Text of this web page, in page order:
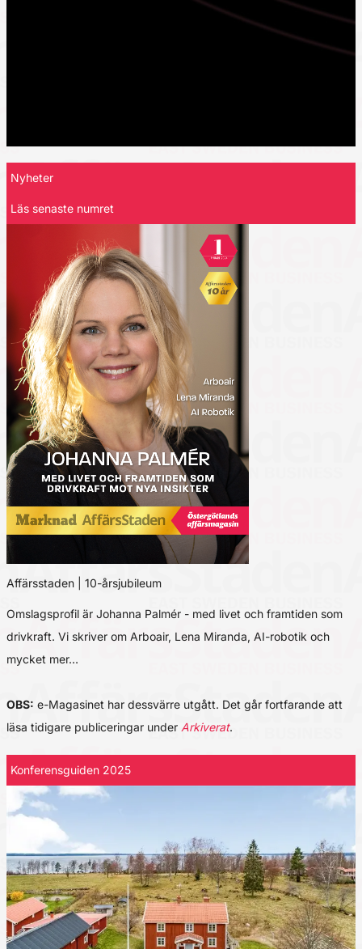
Nyheter
Läs senaste numret
Affärsstaden | 10-årsjubileum
Omslagsprofil är Johanna Palmér - med livet och framtiden som
drivkraft. Vi skriver om Arboair, Lena Miranda, AI-robotik och
mycket mer…
OBS: e-Magasinet har dessvärre utgått. Det går fortfarande att
läsa tidigare publiceringar under Arkiverat.
Konferensguiden 2025